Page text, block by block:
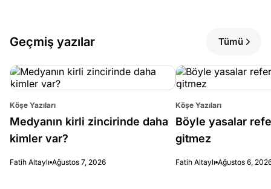
Geçmiş yazılar Tümü
Köşe Yazıları
Medyanın kirli zincirinde daha
kimler var?
Fatih Altaylı Ağustos 7, 2026
Köşe Yazıları
Böyle yasalar
gitmez
Fatih Altaylı Ağustos 6,